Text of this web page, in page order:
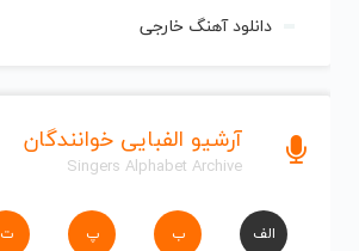
دانلود آهنگ خارجی
آرشیو الفبایی خوانندگان
Singers Alphabet Archive
الف ب پ ت